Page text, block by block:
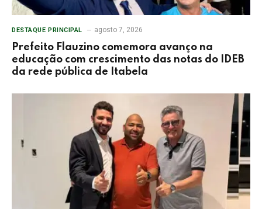
DESTAQUE PRINCIPAL agosto 7, 2026
Prefeito Flauzino comemora avanço na
educação com crescimento das notas do IDEB
da rede pública de Itabela